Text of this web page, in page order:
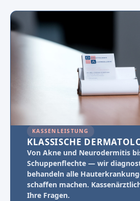
KASSENLEISTUNG
KLASSISCHE
Von Akne und Neurodermitis
Schuppenflechte — wir
behandeln alle
schaffen machen.
Ihre Fragen.